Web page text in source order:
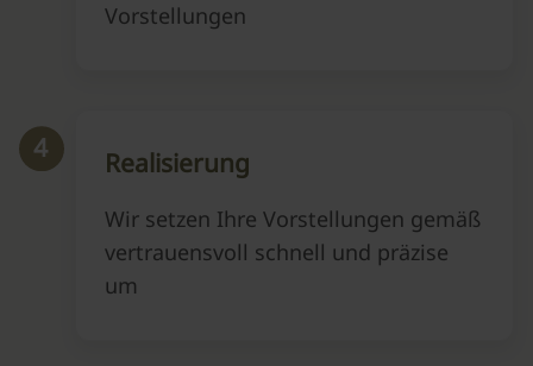
Vorstellungen
4 Realisierung
Wir setzen Ihre Vorstellungen gemäß
vertrauensvoll schnell und präzise
um